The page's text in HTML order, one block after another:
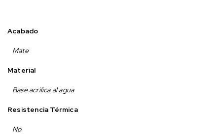
Acabado
Mate
Material
Base acrilica al agua
Resistencia Térmica
No